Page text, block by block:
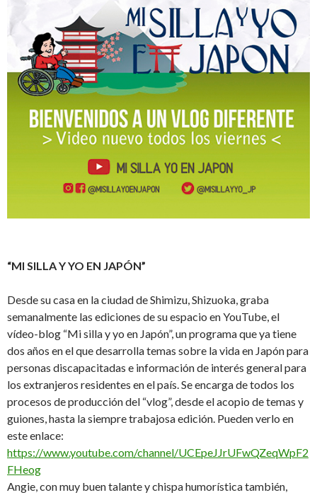
“MI SILLA Y YO EN JAPÓN”
Desde su casa en la ciudad de Shimizu, Shizuoka, graba
semanalmente las ediciones de su espacio en YouTube, el
vídeo-blog “Mi silla y yo en Japón”, un programa que ya tiene
dos años en el que desarrolla temas sobre la vida en Japón para
personas discapacitadas e información de interés general para
los extranjeros residentes en el país. Se encarga de todos los
procesos de producción del “vlog”, desde el acopio de temas y
guiones, hasta la siempre trabajosa edición. Pueden verlo en
este enlace:
https://www.youtube.com/channel/UCEpeJJrUFwQZeqWpF2
FHeog
Angie, con muy buen talante y chispa humorística también,